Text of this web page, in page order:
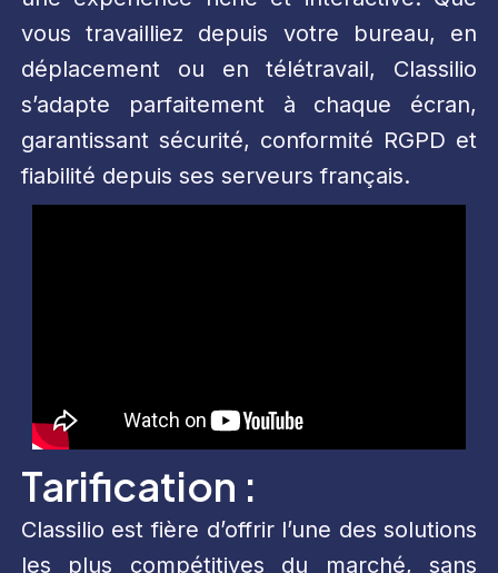
vous travailliez depuis votre bureau, en
déplacement ou en télétravail, Classilio
s’adapte parfaitement à chaque écran,
garantissant sécurité, conformité RGPD et
fiabilité depuis ses serveurs français.
Tarification :
Classilio est fière d’offrir l’une des solutions
les plus compétitives du marché, sans